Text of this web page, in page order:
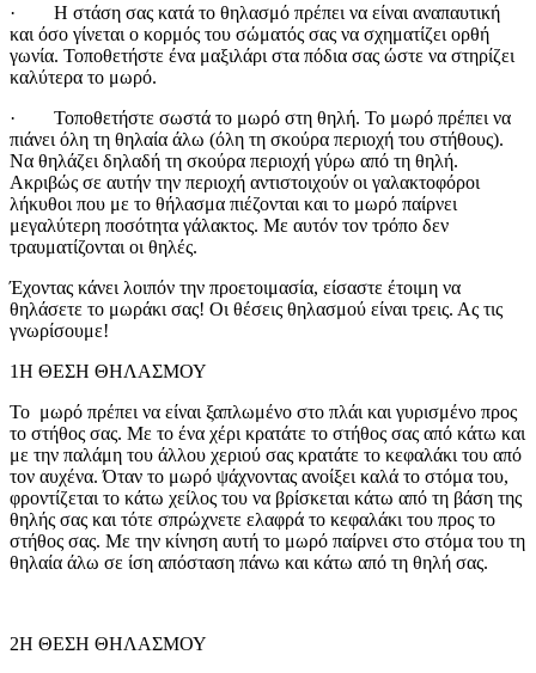
· Η στάση σας κατά το θηλασμό πρέπει να είναι αναπαυτική
και όσο γίνεται ο κορμός του σώματός σας να σχηματίζει ορθή
γωνία. Τοποθετήστε ένα μαξιλάρι στα πόδια σας ώστε να στηρίζει
καλύτερα το μωρό.
· Τοποθετήστε σωστά το μωρό στη θηλή. Το μωρό πρέπει να
πιάνει όλη τη θηλαία άλω (όλη τη σκούρα περιοχή του στήθους).
Να θηλάζει δηλαδή τη σκούρα περιοχή γύρω από τη θηλή.
Ακριβώς σε αυτήν την περιοχή αντιστοιχούν οι γαλακτοφόροι
λήκυθοι που με το θήλασμα πιέζονται και το μωρό παίρνει
μεγαλύτερη ποσότητα γάλακτος. Με αυτόν τον τρόπο δεν
τραυματίζονται οι θηλές.
Έχοντας κάνει λοιπόν την προετοιμασία, είσαστε έτοιμη να
θηλάσετε το μωράκι σας! Οι θέσεις θηλασμού είναι τρεις. Ας τις
γνωρίσουμε!
1Η ΘΕΣΗ ΘΗΛΑΣΜΟΥ
Το μωρό πρέπει να είναι ξαπλωμένο στο πλάι και γυρισμένο προς
το στήθος σας. Με το ένα χέρι κρατάτε το στήθος σας από κάτω και
με την παλάμη του άλλου χεριού σας κρατάτε το κεφαλάκι του από
τον αυχένα. Όταν το μωρό ψάχνοντας ανοίξει καλά το στόμα του,
φροντίζεται το κάτω χείλος του να βρίσκεται κάτω από τη βάση της
θηλής σας και τότε σπρώχνετε ελαφρά το κεφαλάκι του προς το
στήθος σας. Με την κίνηση αυτή το μωρό παίρνει στο στόμα του τη
θηλαία άλω σε ίση απόσταση πάνω και κάτω από τη θηλή σας.
2Η ΘΕΣΗ ΘΗΛΑΣΜΟΥ